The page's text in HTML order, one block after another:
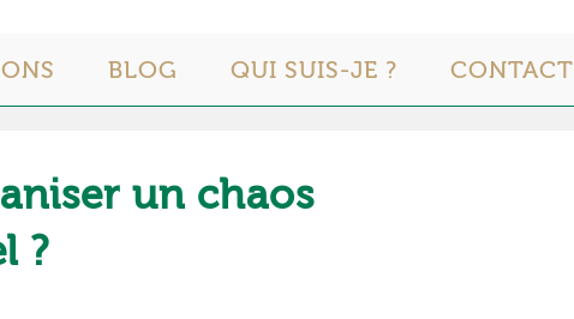
BLOG QUI SUIS-JE ? CONTACT
un chaos
?